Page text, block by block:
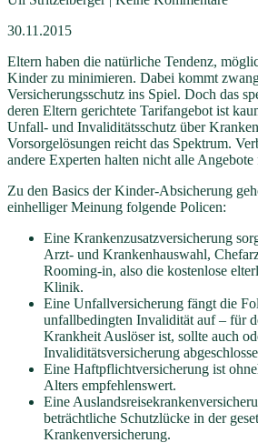
30.11.2015
Eltern haben die natürliche Tendenz,
Kinder zu minimieren. Dabei kommt
Versicherungsschutz ins Spiel. Doch das
deren Eltern gerichtete Tarifangebot ist
Unfall- und Invaliditätsschutz über
Vorsorgelösungen reicht das Spektrum.
andere Experten halten nicht alle
Zu den Basics der Kinder-Absicherung
einhelliger Meinung folgende Policen:
Eine Krankenzusatzversicherung
Arzt- und Krankenhauswahl,
Rooming-in, also die kostenlose
Klinik.
Eine Unfallversicherung fängt die
unfallbedingten Invalidität auf – für
Krankheit Auslöser ist, sollte auch
Invaliditätsversicherung
Eine Haftpflichtversicherung ist
Alters empfehlenswert.
Eine
beträchtliche Schutzlücke in der
Krankenversicherung.